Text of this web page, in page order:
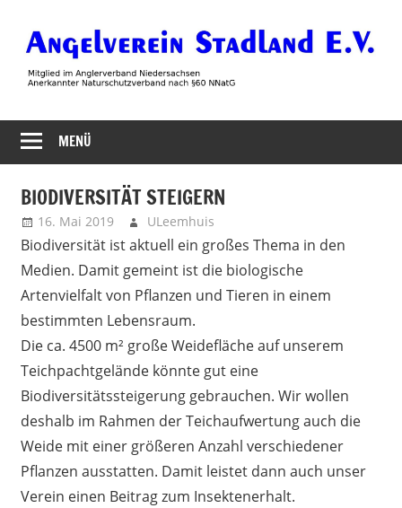
Inhalt
springen
Angelverein
Stadland
MENÜ
BIODIVERSITÄT STEIGERN
16. Mai 2019 ULeemhuis
Biodiversität ist aktuell ein großes Thema in den
Medien. Damit gemeint ist die biologische
Artenvielfalt von Pflanzen und Tieren in einem
bestimmten Lebensraum.
Die ca. 4500 m² große Weidefläche auf unserem
Teichpachtgelände könnte gut eine
Biodiversitätssteigerung gebrauchen. Wir wollen
deshalb im Rahmen der Teichaufwertung auch die
Weide mit einer größeren Anzahl verschiedener
Pflanzen ausstatten. Damit leistet dann auch unser
Verein einen Beitrag zum Insektenerhalt.